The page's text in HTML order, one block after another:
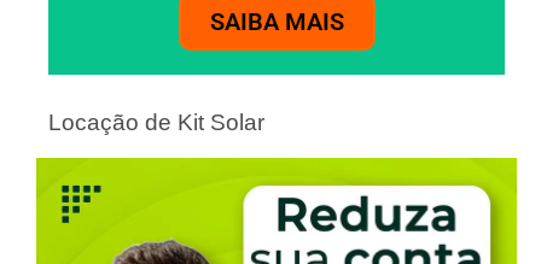
SAIBA MAIS
Locação de Kit Solar